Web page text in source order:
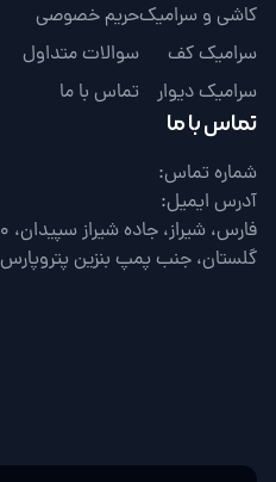
کاشی و سرامیک
سرامیک کف
سرامیک دیوار
حریم خصوصی
سوالات متداول
تماس با ما
تماس با ما
شماره تماس:
آدرس ایمیل:
گلستان، جنب پمپ بنزین پتروپارس